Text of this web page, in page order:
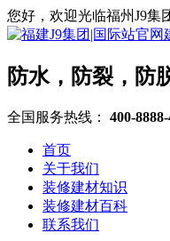
您好，欢迎光临福州J9集
防水，防裂，防
全国服务热线： 400-
首页
关于我们
装修建材知识
装修建材百科
联系我们